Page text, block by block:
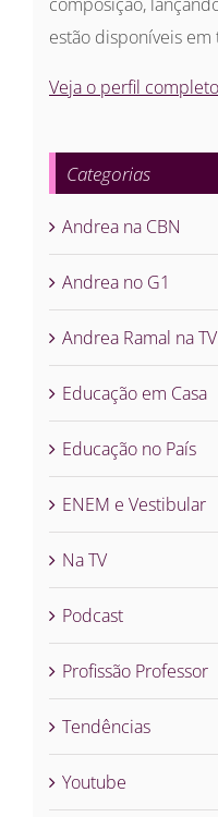
estão disponíveis em
Veja o perfil completo
Categorias
Andrea na CBN
Andrea no G1
Andrea Ramal na TV
Educação em Casa
Educação no País
ENEM e Vestibular
Na TV
Podcast
Profissão Professor
Tendências
Youtube